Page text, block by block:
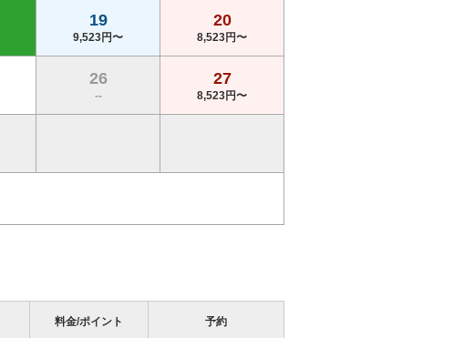
19
9,523円〜
20
8,523円〜
26
--
27
8,523円〜
料金/ポイント 予約